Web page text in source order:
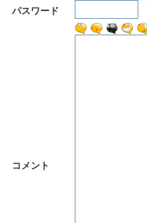
パスワード
コメント